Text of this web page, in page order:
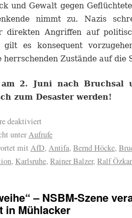
und Gewalt gegen
nimmt zu. Nazis
direkten Angriffen auf
gilt es konsequent
herrschenden Zustände auf die
am 2. Juni nach Bruchsal
zum Desasterwerden !
deaktiviert
unterAufrufe
mit AfD, Antifa, Bernd Höcke,
, Karlsruhe, Rainer Balzer, Ralf
– NSBM-Szene
in Mühlacker